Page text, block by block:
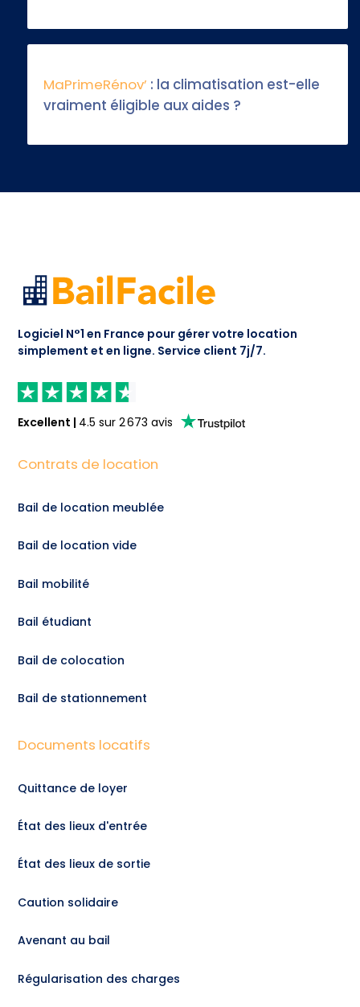
MaPrimeRénov’ : la climatisation est-elle
vraiment éligible aux aides ?
Logiciel N°1 en France pour gérer votre location
simplement et en ligne. Service client 7j/7.
Excellent | 4.5 sur2 673 avis
Contrats de location
Bail de location meublée
Bail de location vide
Bail mobilité
Bail étudiant
Bail de colocation
Bail de stationnement
Documents locatifs
Quittance de loyer
État des lieux d'entrée
État des lieux de sortie
Caution solidaire
Avenant au bail
Régularisation des charges